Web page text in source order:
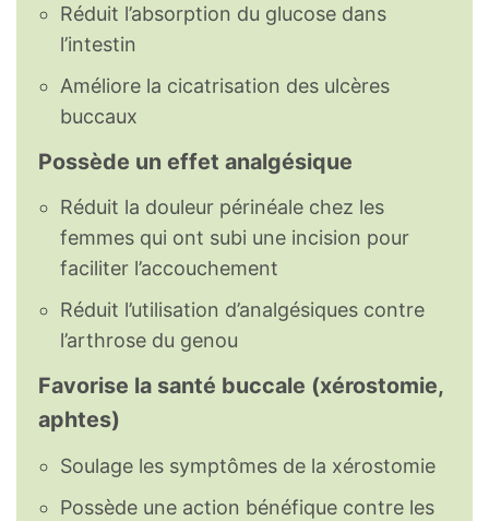
Réduit l’absorption du glucose dans
l’intestin
Améliore la cicatrisation des ulcères
buccaux
Possède un effet analgésique
Réduit la douleur périnéale chez les
femmes qui ont subi une incision pour
faciliter l’accouchement
Réduit l’utilisation d’analgésiques contre
l’arthrose du genou
Favorise la santé buccale (xérostomie,
aphtes)
Soulage les symptômes de la xérostomie
Possède une action bénéfique contre les